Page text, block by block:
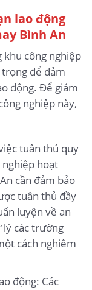
lao động
Bình An
khu công nghiệp
để đảm
động. Để giảm
nghiệp này,
tuân thủ quy
hoạt
cần đảm bảo
tuân thủ đầy
luyện về an
lý các trường
cách nghiêm
động: Các